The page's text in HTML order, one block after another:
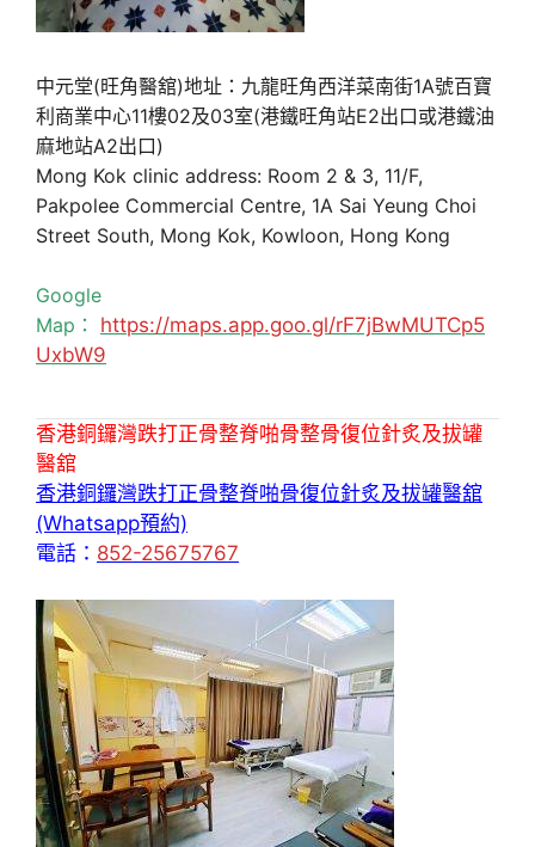
中元堂(旺角醫舘)地址：九龍旺角西洋菜南街1A號百寶
利商業中心11樓02及03室(港鐵旺角站E2出口或港鐵油
麻地站A2出口)
Mong Kok clinic address: Room 2 & 3, 11/F,
Pakpolee Commercial Centre, 1A Sai Yeung Choi
Street South, Mong Kok, Kowloon, Hong Kong
Google
Map： https://maps.app.goo.gl/rF7jBwMUTCp5
UxbW9
香港銅鑼灣跌打正骨整脊啪骨整骨復位針炙及拔罐
醫舘
香港銅鑼灣跌打正骨整脊啪骨復位針炙及拔罐醫舘
(Whatsapp預約)
電話： 852-25675767